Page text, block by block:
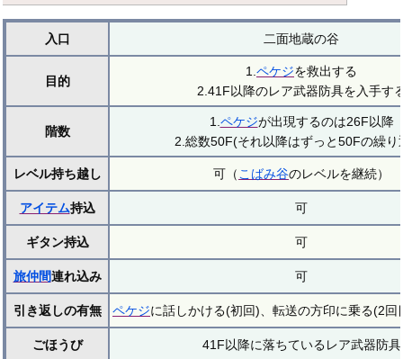
入口 二面地蔵の谷
目的
1.ペケジを救出する
2.41F以降のレア武器防具を入手す
階数
1.ペケジが出現するのは26F以降
2.総数50F(それ以降はずっと50Fの繰り
レベル持ち越し 可（こばみ谷のレベルを継続）
アイテム持込 可
ギタン持込 可
旅仲間連れ込み 可
引き返しの有無 ペケジに話しかける(初回)、転送の方印に乗る(2回
ごほうび 41F以降に落ちているレア武器防具